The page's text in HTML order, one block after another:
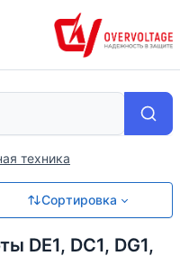
техника
Сортировка
DE1, DC1, DG1,